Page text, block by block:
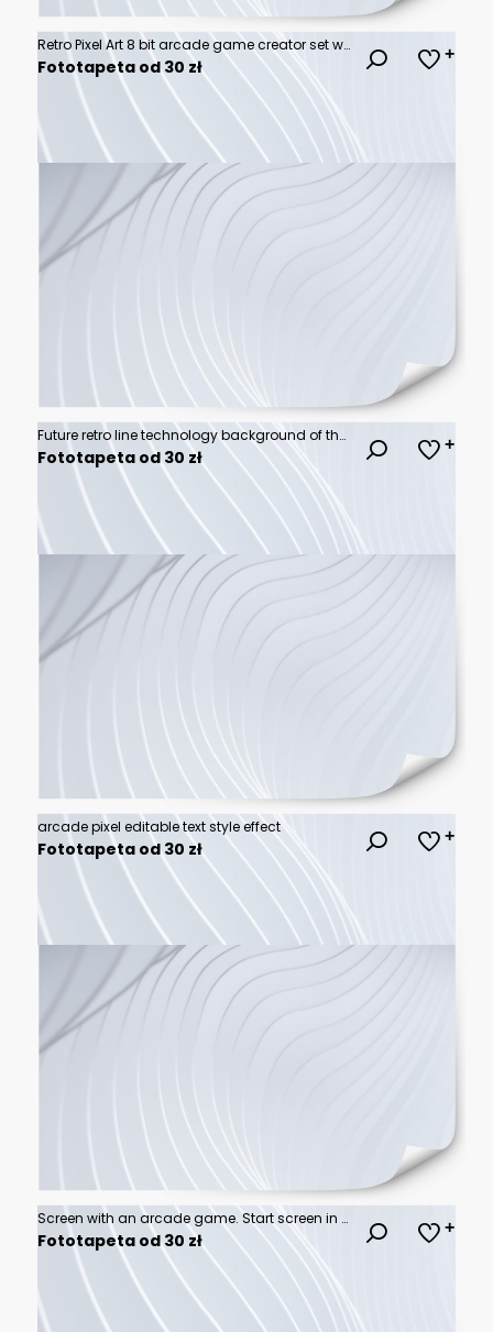
Retro Pixel Art 8 bit arcade game creator set with font alphabet. Ufo aliens, space ships, rockets. Vintage 8 bit computer game. Pixelated Space arcade template vector illustration
Fototapeta od 30 zł
Future retro line technology background of the 80s
Fototapeta od 30 zł
arcade pixel editable text style effect
Fototapeta od 30 zł
Screen with an arcade game. Start screen in the gaming device. Vector illustration
Fototapeta od 30 zł